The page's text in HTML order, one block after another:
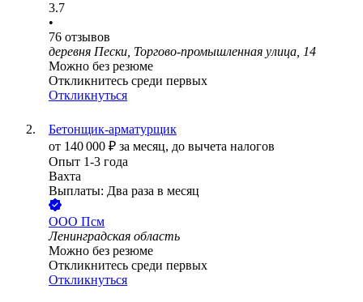
3.7
•
76 отзывов
деревня Пески, Торгово-промышленная улица, 14
Можно без резюме
Откликнитесь среди первых
Откликнуться
Бетонщик-арматурщик
от 140 000 ₽ за месяц, до вычета налогов
Опыт 1-3 года
Вахта
Выплаты: Два раза в месяц
ООО Псм
Ленинградская область
Можно без резюме
Откликнитесь среди первых
Откликнуться